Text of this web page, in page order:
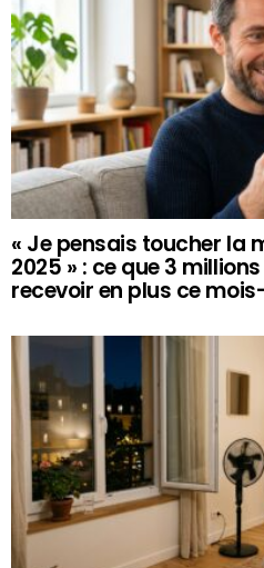
« Je pensais toucher la
2025 » : ce que 3
recevoir en plus ce